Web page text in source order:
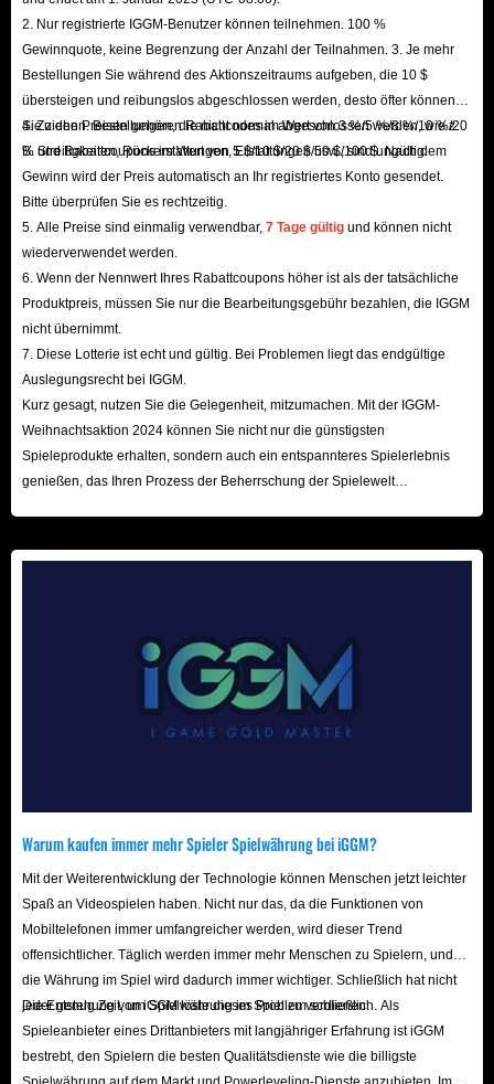
Strategiespiel. In einer persistenten Fantasiewelt
übernehmen die Spieler die Rolle von Dorfchefs. Die
Spieler müssen ihre eigenen Dörfer aufbauen, Armeen
ausbilden und die Dörfer anderer Spieler angreifen, um
Ressourcen wie Juwelen und Elixier zu erwerben.
Das Spiel vereint Bau- und Kampfelemente, wobei das
zentrale Merkmal die Möglichkeit ist, dass Spieler Clans
mit bis zu 50 Mitgliedern beitreten oder gründen, mit
anderen Spielern kooperieren, an Clankriegen
teilnehmen und sich gegenseitig Truppen spenden
können. Das oberste Ziel ist es, die eigene Basis zu stärken
und Trophäen zu gewinnen, indem Gegner erfolgreich
überfallen werden.
2. Nur registrierte IGGM-Benutzer können teilnehmen. 100 %
Gewinnquote, keine Begrenzung der Anzahl der Teilnahmen. 3. Je mehr
Bestellungen Sie während des Aktionszeitraums aufgeben, die 10 $
übersteigen und reibungslos abgeschlossen werden, desto öfter können
Sie ziehen. Bestellungen, die nicht normal abgeschlossen werden, wie z.
B. Streitigkeiten, Rückerstattungen, Erstattungen usw., sind ungültig.
4. Zu den Preisen gehören Rabattcodes im Wert von 3 %/5 %/8 %/10 %/20
% und Rabattcoupons im Wert von 5 $/10 $/20 $/50 $/100 $. Nach dem
Gewinn wird der Preis automatisch an Ihr registriertes Konto gesendet.
Bitte überprüfen Sie es rechtzeitig.
5. Alle Preise sind einmalig verwendbar, 7 Tage gültig und können nicht
wiederverwendet werden.
6. Wenn der Nennwert Ihres Rabattcoupons höher ist als der tatsächliche
Produktpreis, müssen Sie nur die Bearbeitungsgebühr bezahlen, die IGGM
nicht übernimmt.
7. Diese Lotterie ist echt und gültig. Bei Problemen liegt das endgültige
Auslegungsrecht bei IGGM.
Kurz gesagt, nutzen Sie die Gelegenheit, mitzumachen. Mit der IGGM-
Weihnachtsaktion 2024 können Sie nicht nur die günstigsten
Spieleprodukte erhalten, sondern auch ein entspannteres Spielerlebnis
genießen, das Ihren Prozess der Beherrschung der Spielewelt
Warum kaufen immer mehr Spieler Spielwährung bei iGGM?
Mit der Weiterentwicklung der Technologie können Menschen jetzt leichter
Spaß an Videospielen haben. Nicht nur das, da die Funktionen von
Mobiltelefonen immer umfangreicher werden, wird dieser Trend
offensichtlicher. Täglich werden immer mehr Menschen zu Spielern, und
die Währung im Spiel wird dadurch immer wichtiger. Schließlich hat nicht
jeder genug Zeit, um Spielwährung im Spiel zu verdienen.
Die Entstehung von iGGM löste dieses Problem schließlich. Als
Spieleanbieter eines Drittanbieters mit langjähriger Erfahrung ist iGGM
bestrebt, den Spielern die besten Qualitätsdienste wie die billigste